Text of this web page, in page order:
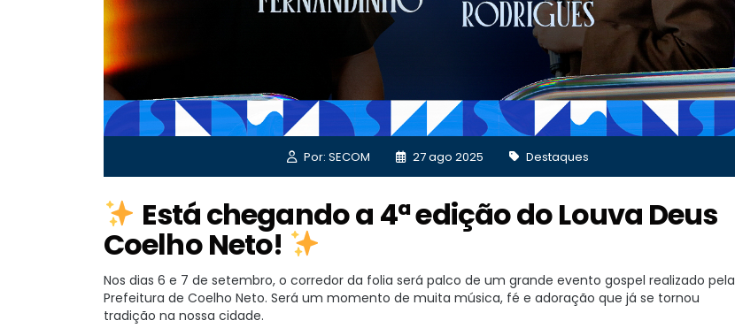
Por: SECOM 27 ago 2025 Destaques
Está chegando a 4ª edição do Louva Deus
Coelho Neto!
Nos dias 6 e 7 de setembro, o corredor da folia será palco de um grande evento gospel realizado pela
Prefeitura de Coelho Neto. Será um momento de muita música, fé e adoração que já se tornou
tradição na nossa cidade.